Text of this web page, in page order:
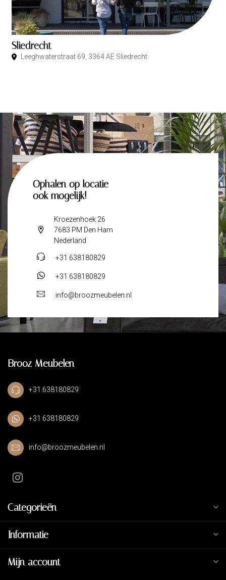
Sliedrecht
Leeghwaterstraat 69, 3364 AE Sliedrecht
Ophalen op locatie
ook mogelijk!
Kroezenhoek 26
7683 PM Den Ham
Nederland
+31 638180829
+31 638180829
info@broozmeubelen.nl
Brooz Meubelen
+31 638180829
+31 638180829
info@broozmeubelen.nl
Categorieën
Informatie
Mijn account